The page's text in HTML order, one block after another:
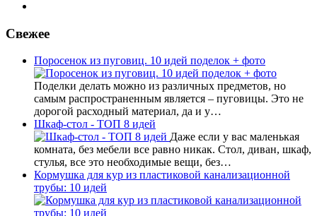
Свежее
Поросенок из пуговиц. 10 идей поделок + фото
Поделки делать можно из различных предметов, но
самым распространенным является – пуговицы. Это не
дорогой расходный материал, да и у…
Шкаф-стол - ТОП 8 идей
Даже если у вас маленькая
комната, без мебели все равно никак. Стол, диван, шкаф,
стулья, все это необходимые вещи, без…
Кормушка для кур из пластиковой канализационной
трубы: 10 идей